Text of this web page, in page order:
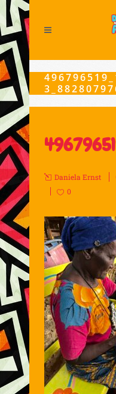
Daniela Ernst
0